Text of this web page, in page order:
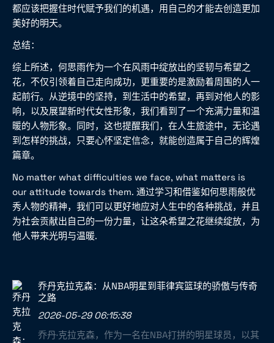
都应该把握住时代赋予我们的机遇，用自己的才能去创造更加
美好的明天。
总结：
综上所述，何思雨作为一个在风雨中绽放出的坚韧与希望之
花，不仅引领着自己走向成功，更重要的是激励着周围的人一
起前行。从逆境中的坚持，到生活中的希望，再到对他人的影
响，以及展望新时代女性形象，我们看到了一个充满力量和温
暖的人物形象。同时，这也提醒我们，在人生旅途中，无论遇
到怎样的挑战，只要心怀坚定信念，就能创造属于自己的辉煌
篇章。
No matter what difficulties we face, what matters is
our attitude towards them. 通过学习和借鉴如何思雨般优
秀人物的精神，我们可以更好地应对人生中的各种挑战，并且
为社会贡献出自己的一份力量，让这朵希望之花继续绽放，为
他人带来光明与温暖.
乔丹克拉克森：从NBA明星到菲律宾篮球的骄傲与传奇
之路
2026-05-29 06:15:38
乔丹·克拉克森，作为一名在NBA打拼的明星球员，以其